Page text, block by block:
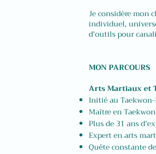
Je considère mon
individuel,
d'outils pour
MON PARCOURS​
Arts Martiaux et
Initié au
Maître en
Plus de 31 ans
Expert en arts
Quête constante